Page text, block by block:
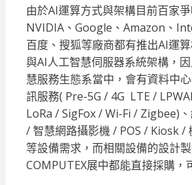
由於AI運算方式與架構目前百家
NVIDIA、Google、Amazon、
百度、搜狐等廠商都有推出AI運
與AI人工智慧伺服器系統架構，
慧服務生態系當中，會有資料中
訊服務( Pre-5G / 4G LTE /
LoRa / SigFox / Wi-Fi / Zigbee)
/ 智慧網路攝影機 / POS / Kiosk /
等設備需求，而相關設備的設計
COMPUTEX展中都能直接採購，